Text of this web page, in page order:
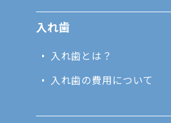
入れ歯
入れ歯とは？
入れ歯の費用について